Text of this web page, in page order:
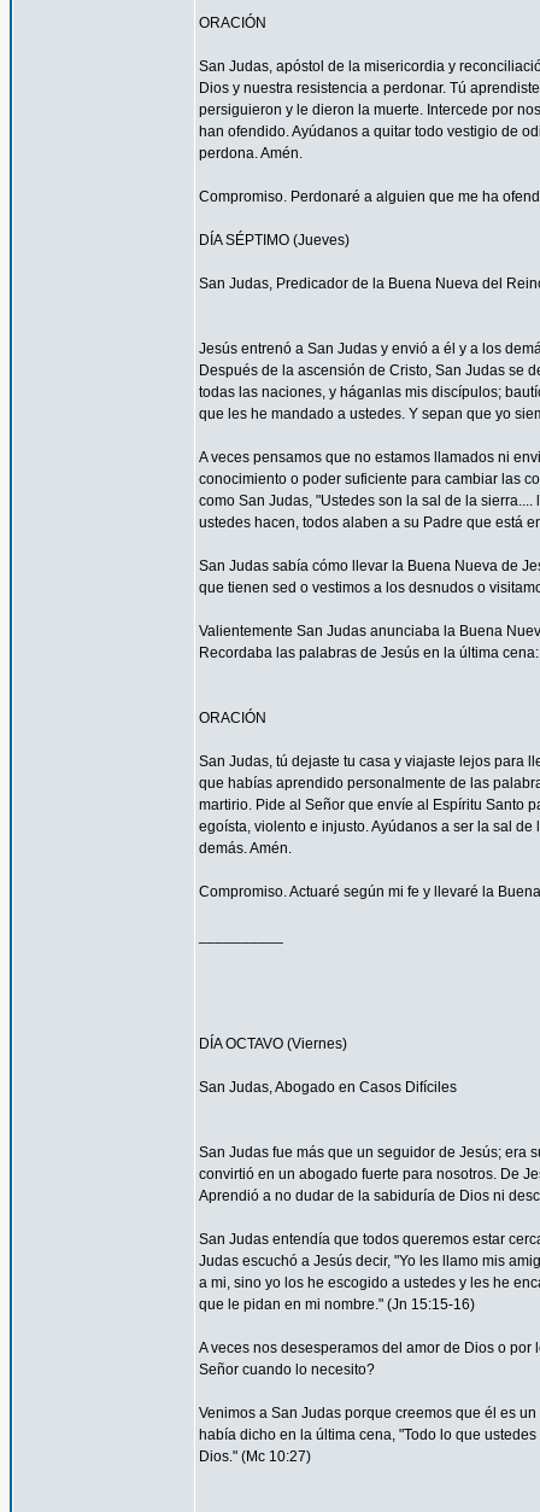
ORACIÓN
San Judas, apóstol de la misericordia y
Dios y nuestra resistencia a perdonar. Tú
persiguieron y le dieron la muerte. Intercede por
han ofendido. Ayúdanos a quitar todo vestigio de
perdona. Amén.
Compromiso. Perdonaré a alguien que me ha
DÍA SÉPTIMO (Jueves)
San Judas, Predicador de la Buena Nueva del
Jesús entrenó a San Judas y envió a él y a los
Después de la ascensión de Cristo, San Judas se
todas las naciones, y háganlas mis discípulos;
que les he mandado a ustedes. Y sepan que yo
A veces pensamos que no estamos llamados ni
conocimiento o poder suficiente para cambiar las
como San Judas, "Ustedes son la sal de la
ustedes hacen, todos alaben a su Padre que está
San Judas sabía cómo llevar la Buena Nueva de
que tienen sed o vestimos a los desnudos o
Valientemente San Judas anunciaba la Buena
Recordaba las palabras de Jesús en la última
ORACIÓN
San Judas, tú dejaste tu casa y viajaste lejos para
que habías aprendido personalmente de las
martirio. Pide al Señor que envíe al Espíritu Santo
egoísta, violento e injusto. Ayúdanos a ser la sal
demás. Amén.
Compromiso. Actuaré según mi fe y llevaré la
DÍA OCTAVO (Viernes)
San Judas, Abogado en Casos Difíciles
San Judas fue más que un seguidor de Jesús; era
convirtió en un abogado fuerte para nosotros. De
Aprendió a no dudar de la sabiduría de Dios ni
San Judas entendía que todos queremos estar
Judas escuchó a Jesús decir, "Yo les llamo mis
a mi, sino yo los he escogido a ustedes y les he
que le pidan en mi nombre." (Jn 15:15-16)
A veces nos desesperamos del amor de Dios o
Señor cuando lo necesito?
Venimos a San Judas porque creemos que él es
había dicho en la última cena, "Todo lo que
Dios." (Mc 10:27)